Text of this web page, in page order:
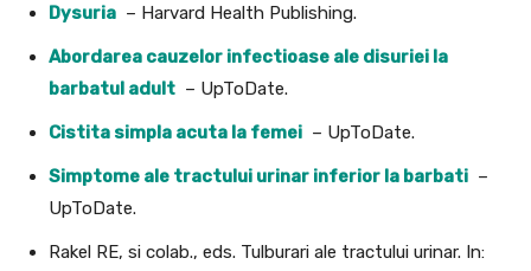
Dysuria – Harvard Health Publishing.
Abordarea cauzelor infectioase ale disuriei la
barbatul adult – UpToDate.
Cistita simpla acuta la femei – UpToDate.
Simptome ale tractului urinar inferior la barbati –
UpToDate.
Rakel RE, si colab., eds. Tulburari ale tractului urinar. In: